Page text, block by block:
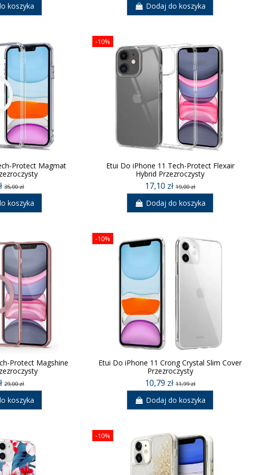
koszyka Dodaj do koszyka
Protect Magmat
35,00 zł
koszyka
-10%
Etui Do iPhone 11 Tech-Protect Flexair
Hybrid Przezroczysty
17,10 zł19,00 zł
Dodaj do koszyka
Protect Magshine
29,00 zł
koszyka
-10%
Etui Do iPhone 11 Crong Crystal Slim Cover
Przezroczysty
10,79 zł11,99 zł
Dodaj do koszyka
-10%